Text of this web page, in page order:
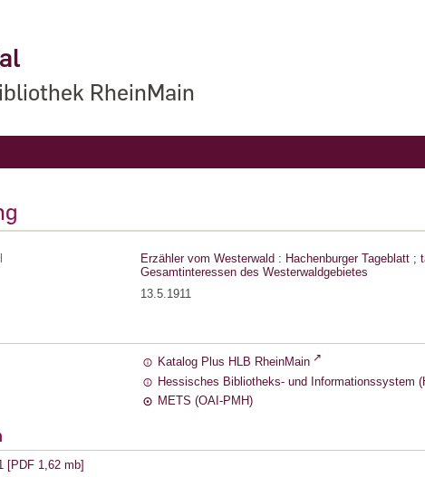
RheinMain
Erzähler vom Westerwald : Hachenburger Tageblatt ;
Gesamtinteressen des Westerwaldgebietes
13.5.1911
Katalog Plus HLB RheinMain
Hessisches Bibliotheks- und Informationssystem
METS (OAI-PMH)
[PDF 1,62 mb]